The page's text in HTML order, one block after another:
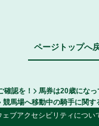
ページトップへ
認を！ 馬券は20歳になっ
競馬場へ移動中の騎手に関す
ェブアクセシビリティについ